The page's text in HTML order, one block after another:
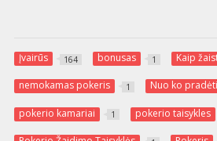
Įvairūs 164 bonusas 1 Kaip
nemokamas pokeris 1 Nuo ko
pokerio kamariai 1 pokerio taisykles